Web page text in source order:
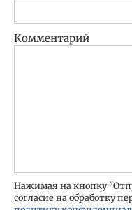
Комментарий
Нажимая на кнопку
согласие на обработку